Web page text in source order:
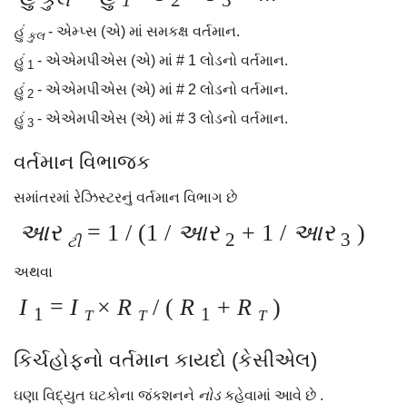
હું કુલ- એમ્પ્સ (એ) માં સમકક્ષ વર્તમાન.
હું 1 - એએમપીએસ (એ) માં # 1 લોડનો વર્તમાન.
હું 2 - એએમપીએસ (એ) માં # 2 લોડનો વર્તમાન.
હું 3 - એએમપીએસ (એ) માં # 3 લોડનો વર્તમાન.
વર્તમાન વિભાજક
સમાંતરમાં રેઝિસ્ટરનું વર્તમાન વિભાગ છે
આર ટી= 1 / (1 / આર 2 + 1 / આર 3 )
અથવા
I 1 = I T × R T/ ( R 1 + R T)
કિર્ચહોફનો વર્તમાન કાયદો (કેસીએલ)
ઘણા વિદ્યુત ઘટકોના જંકશનને નોડ કહેવામાં આવે છે .